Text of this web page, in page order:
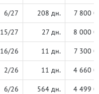
6/27 208 дн. 7 800
15/27 27 дн. 8 000
16/26 11 дн. 7 300
2/26 11 дн. 4 660
6/26 564 дн. 4 499